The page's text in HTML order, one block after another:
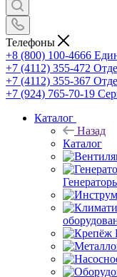
Телефоны
+8 (800) 100-4666
+7 (4112) 355-472
+7 (4112) 355-367
+7 (924) 765-70-19
Каталог
Назад
Каталог